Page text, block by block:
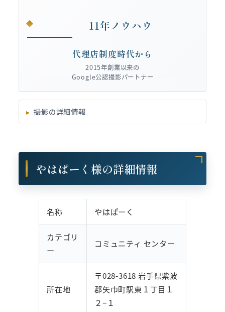
11年ノウハウ
代理店制度時代から
2015年創業以来の
Google公認撮影パートナー
撮影の詳細情報
やはぱーく様の詳細情報
名称 やはぱーく
カテゴリ
ー
コミュニティ センター
所在地
〒028-3618 岩手県紫波
郡矢巾町駅東１丁目１
２−１